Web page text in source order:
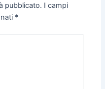
pubblicato. I campi
*